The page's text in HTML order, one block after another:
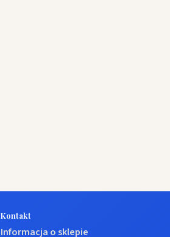
Kontakt
Informacja o sklepie